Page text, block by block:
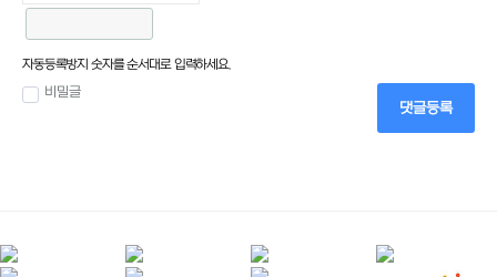
자동등록방지 숫자를 순서대로 입력하세요.
비밀글
댓글등록